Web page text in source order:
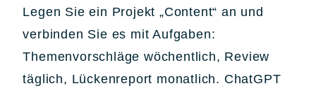
Legen Sie ein Projekt „Content“ an und
verbinden Sie es mit Aufgaben:
Themenvorschläge wöchentlich, Review
täglich, Lückenreport monatlich. ChatGPT